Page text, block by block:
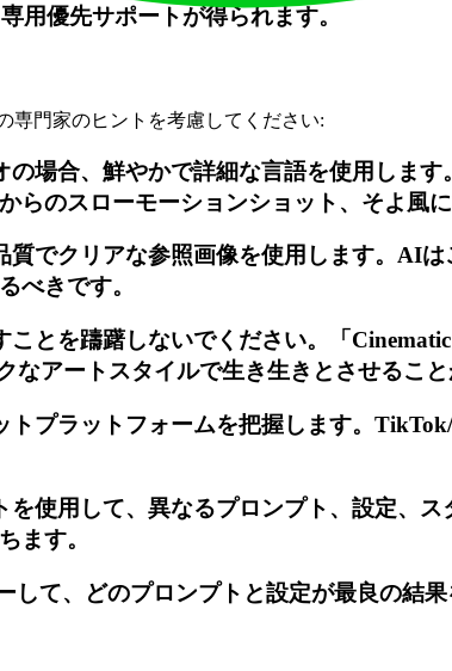
用優先サポートが得られます。
専門家のヒントを考慮してください:
場合、鮮やかで詳細な言語を使用しま
らのスローモーションショット、そよ風
でクリアな参照画像を使用します。AI
べきです。
とを躊躇しないでください。「
なアートスタイルで生き生きとさせること
プラットフォームを把握します。
使用して、異なるプロンプト、設定、
ます。
して、どのプロンプトと設定が最良の結